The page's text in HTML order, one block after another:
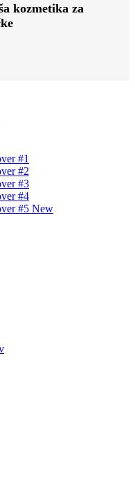
kozmetika za
#1
#2
#3
#4
#5 New